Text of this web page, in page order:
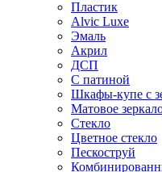
Пластик
Alvic Luxe
Эмаль
Акрил
ДСП
С патиной
Шкафы-купе с
Матовое
Стекло
Цветное стекло
Пескоструй